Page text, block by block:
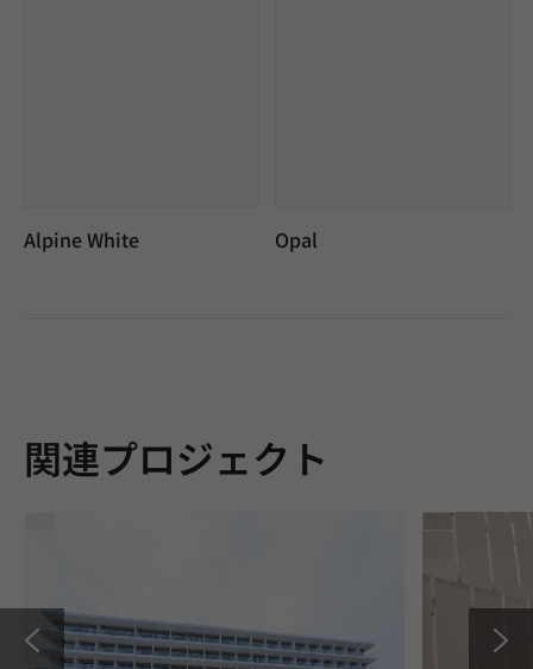
Alpine White Opal
関連プロジェクト